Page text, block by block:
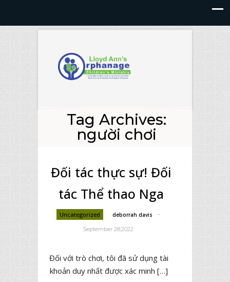
Tag Archives:
người chơi
Đối tác thực sự! Đối
tác Thể thao Nga
Uncategorized deborrah davis -
September 28,2022
Đối với trò chơi, tôi đã sử dụng tài
khoản duy nhất được xác minh […]